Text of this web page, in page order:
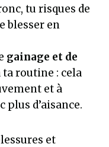
tu risques de
blesser en
gainage et de
ta routine : cela
et à
d’aisance.
et